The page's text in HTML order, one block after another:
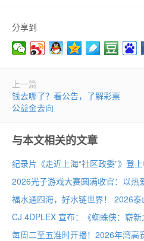
分享到
上一篇
钱去哪了？看公告，了解彩票
公益金去向
与本文相关的文章
纪录片《走近上海“社区政委”》登
每周二至五准时开播！2026年湾高